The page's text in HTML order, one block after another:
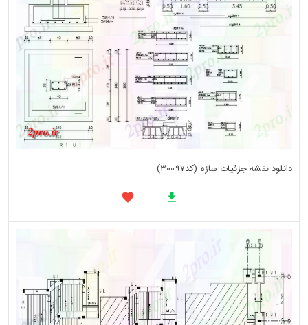
دانلود نقشه جزئیات سازه (کد30097)